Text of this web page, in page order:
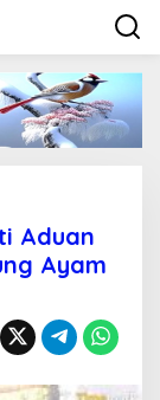
Aduan
Ayam